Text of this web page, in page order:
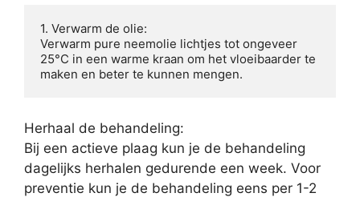
1. Verwarm de olie:
Verwarm pure neemolie lichtjes tot ongeveer
25°C in een warme kraan om het vloeibaarder te
maken en beter te kunnen mengen.
Herhaal de behandeling:
Bij een actieve plaag kun je de behandeling
dagelijks herhalen gedurende een week. Voor
preventie kun je de behandeling eens per 1-2